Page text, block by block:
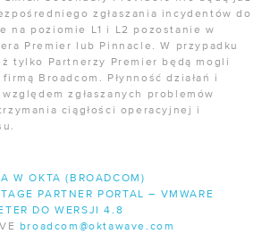
zgłaszania incydentów do
na poziomie L1 i L2 pozostanie w
Premier lub Pinnacle. W przypadku
tylko Partnerzy Premier będą mogli
Broadcom. Płynność działań i
zgłaszanych problemów
ciągłości operacyjnej i
W OKTA (BROADCOM)
PARTNER PORTAL – VMWARE
DO WERSJI 4.8
broadcom@oktawave.com